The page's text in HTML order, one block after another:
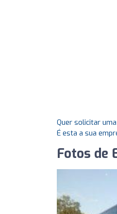
Quer solicitar
É esta a sua
Fotos de